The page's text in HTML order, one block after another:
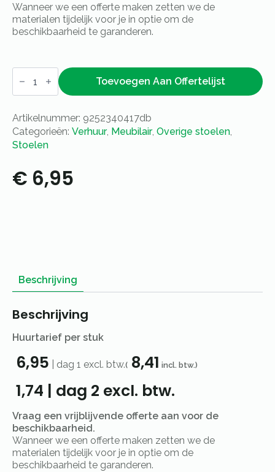
Wanneer we een offerte maken zetten we de
materialen tijdelijk voor je in optie om de
beschikbaarheid te garanderen.
Crossback
stoel
Toevoegen Aan Offertelijst
Artikelnummer: 9252340417db
Categorieën: Verhuur, Meubilair, Overige stoelen
Stoelen
€ 6,95
Beschrijving
Beschrijving
Huurtarief per stuk
6,95 dag 1 excl. btw.( 8,41 incl. btw.)
1,74 | dag 2 excl. btw.
Vraag een vrijblijvende offerte aan voor de
beschikbaarheid.
Wanneer we een offerte maken zetten we de
materialen tijdelijk voor je in optie om de
beschikbaarheid te garanderen.